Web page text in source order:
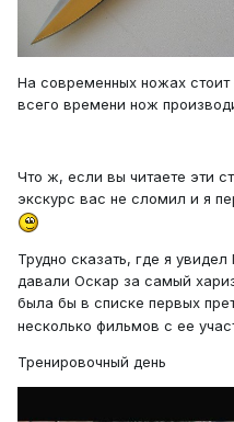
На современных ножах стоит
всего времени нож
Что ж, если вы читаете эти
экскурс вас не сломил и я
Трудно сказать, где я
давали Оскар за самый
была бы в списке первых
несколько фильмов с ее
Тренировочный день